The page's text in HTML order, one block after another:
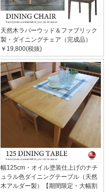
天然木ラバーウッド＆ファブリック
製・ダイニングチェア（完成品）
￥19,800(税抜)
幅125cm・オイル塗装仕上げのナチ
ュラル色ダイニングテーブル（天然
木アルダー製）【期間限定・大幅割